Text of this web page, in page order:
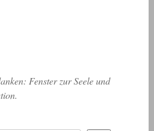
Fenster zur Seele und